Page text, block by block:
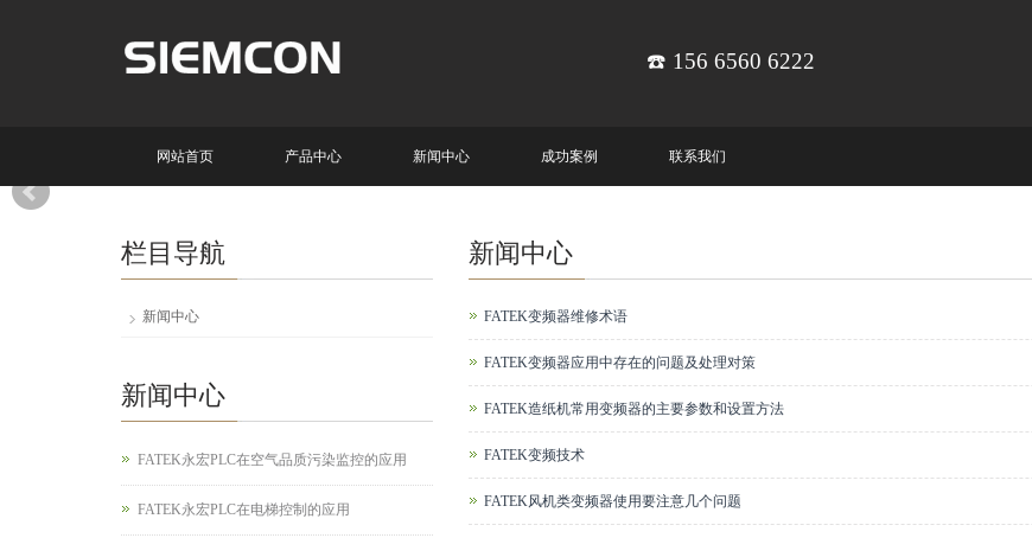
☎️ 156 6560 6222
网站首页 产品中心 新闻中心 成功案例 联系我们
新闻中心
FATEK变频器维修术语
FATEK变频器应用中存在的问题及处理对策
FATEK造纸机常用变频器的主要参数和设置方法
FATEK变频技术
FATEK风机类变频器使用要注意几个问题
栏目导航
新闻中心
新闻中心
FATEK永宏PLC在空气品质污染监控的应用
FATEK永宏PLC在电梯控制的应用